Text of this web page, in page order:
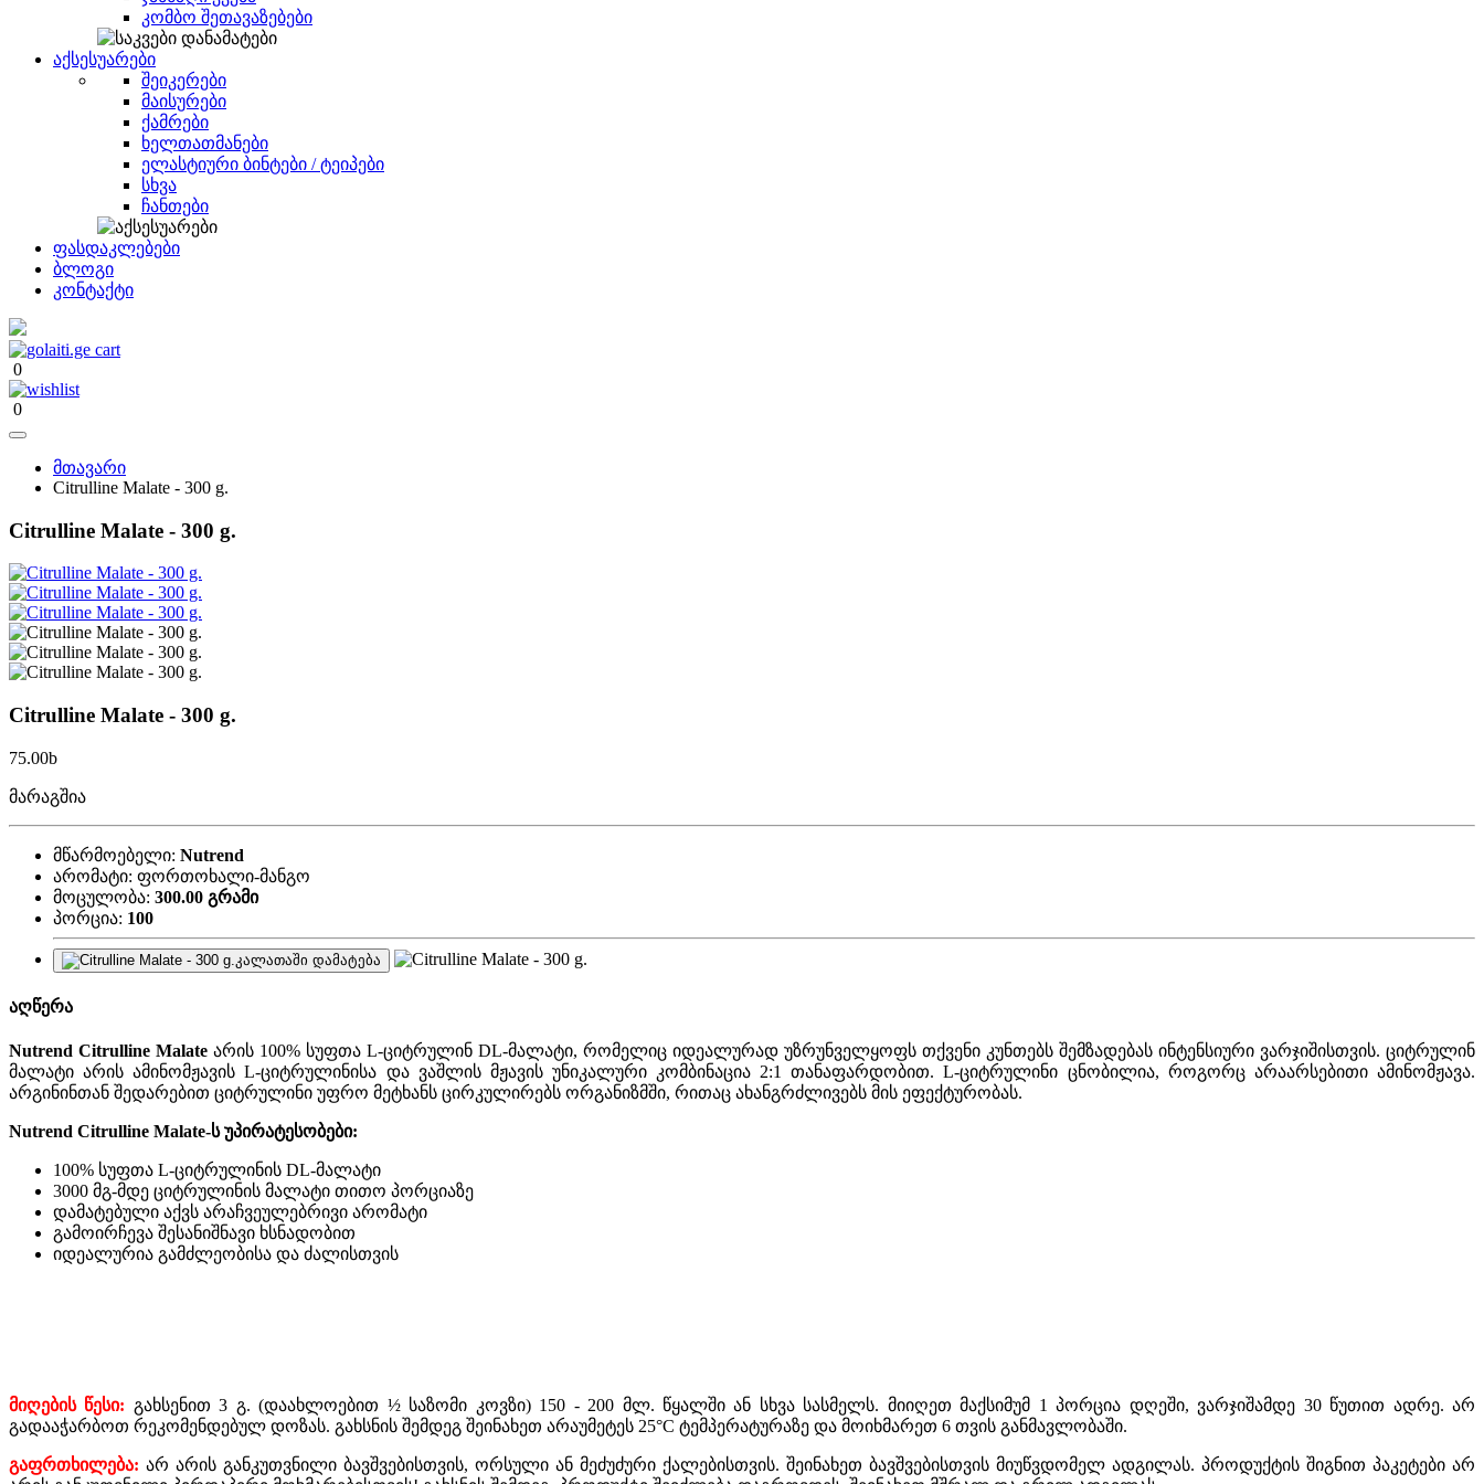
კომბო შეთავაზებები
აქსესუარები
შეიკერები
მაისურები
ქამრები
ხელთათმანები
ელასტიური ბინტები / ტეიპები
სხვა
ჩანთები
ფასდაკლებები
ბლოგი
კონტაქტი
0
0
მთავარი
Citrulline Malate - 300 g.
Citrulline Malate - 300 g.
Citrulline Malate - 300 g.
75.00b
მარაგშია
მწარმოებელი: Nutrend
არომატი: ფორთოხალი-მანგო
მოცულობა: 300.00 გრამი
პორცია: 100
კალათაში დამატება
აღწერა
Nutrend Citrulline Malate არის 100% სუფთა L-ციტრულინ DL-მალატი, რომელიც იდეალურად უზრუნველყოფს თქვენი კუნთებს შემზადებას ინტენსიური ვარჯიშისთვის. ციტრულინ
მალატი არის ამინომჟავის L-ციტრულინისა და ვაშლის მჟავის უნიკალური კომბინაცია 2:1 თანაფარდობით. L-ციტრულინი ცნობილია, როგორც არაარსებითი ამინომჟავა.
არგინინთან შედარებით ციტრულინი უფრო მეტხანს ცირკულირებს ორგანიზმში, რითაც ახანგრძლივებს მის ეფექტურობას.
Nutrend Citrulline Malate-ს უპირატესობები:
100% სუფთა L-ციტრულინის DL-მალატი
3000 მგ-მდე ციტრულინის მალატი თითო პორციაზე
დამატებული აქვს არაჩვეულებრივი არომატი
გამოირჩევა შესანიშნავი ხსნადობით
იდეალურია გამძლეობისა და ძალისთვის
მიღების წესი: გახსენით 3 გ. (დაახლოებით ½ საზომი კოვზი) 150 - 200 მლ. წყალში ან სხვა სასმელს. მიიღეთ მაქსიმუმ 1 პორცია დღეში, ვარჯიშამდე 30 წუთით ადრე. არ
გადააჭარბოთ რეკომენდებულ დოზას. გახსნის შემდეგ შეინახეთ არაუმეტეს 25°C ტემპერატურაზე და მოიხმარეთ 6 თვის განმავლობაში.
გაფრთხილება: არ არის განკუთვნილი ბავშვებისთვის, ორსული ან მეძუძური ქალებისთვის. შეინახეთ ბავშვებისთვის მიუწვდომელ ადგილას. პროდუქტის შიგნით პაკეტები არ